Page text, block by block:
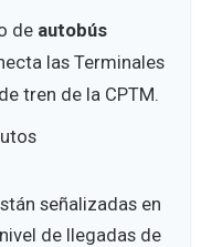
de autobús
las Terminales
tren de la CPTM.
señalizadas en
de llegadas de